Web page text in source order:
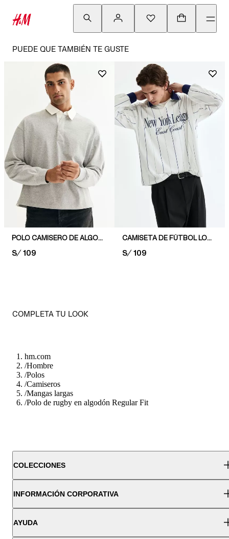
PUEDE QUE TAMBIÉN TE GUSTE
POLO CAMISERO DE ALGODÓN LOOSE FIT
PRICE:
S/ 109
CAMISETA DE FÚTBOL LOOSE FIT
PRICE:
S/ 109
COMPLETA TU LOOK
hm.com
/Hombre
/Polos
/Camiseros
/Mangas largas
/Polo de rugby en algodón Regular Fit
COLECCIONES
INFORMACIÓN CORPORATIVA
AYUDA